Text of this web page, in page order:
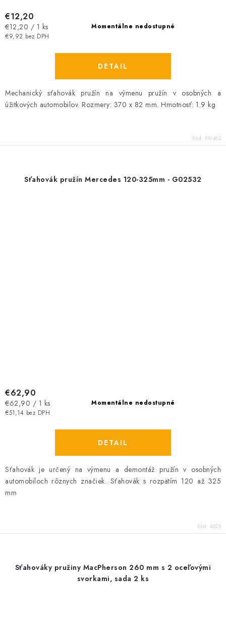
Momentálne nedostupné
€9,92 bez DPH
€12,20
Jednotková
cena:
€12,20 / 1 ks
DETAIL
Mechanický sťahovák pružín na výmenu pružín v osobných a
úžitkových automobilov. Rozmery: 370 x 82 mm. Hmotnosť: 1.9 kg
Kód: 99/482
Sťahovák pružín Mercedes 120-325mm - G02532
Momentálne nedostupné
€51,14 bez DPH
€62,90
Jednotková
cena:
€62,90 / 1 ks
DETAIL
Sťahovák je určený na výmenu a demontáž pružín v osobných
automobiloch rôznych značiek. Sťahovák s rozpätím 120 až 325
mm
Kód: 4025
Sťahováky pružiny MacPherson 260 mm s 2 oceľovými
svorkami, sada 2 ks